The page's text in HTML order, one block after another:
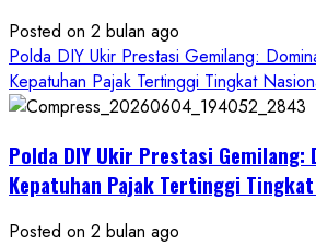
Posted on 2 bulan ago
Polda DIY Ukir Prestasi Gemilang:
Kepatuhan Pajak Tertinggi Tingkat
Polda DIY Ukir Prestasi Gemilang:
Kepatuhan Pajak Tertinggi
Posted on 2 bulan ago